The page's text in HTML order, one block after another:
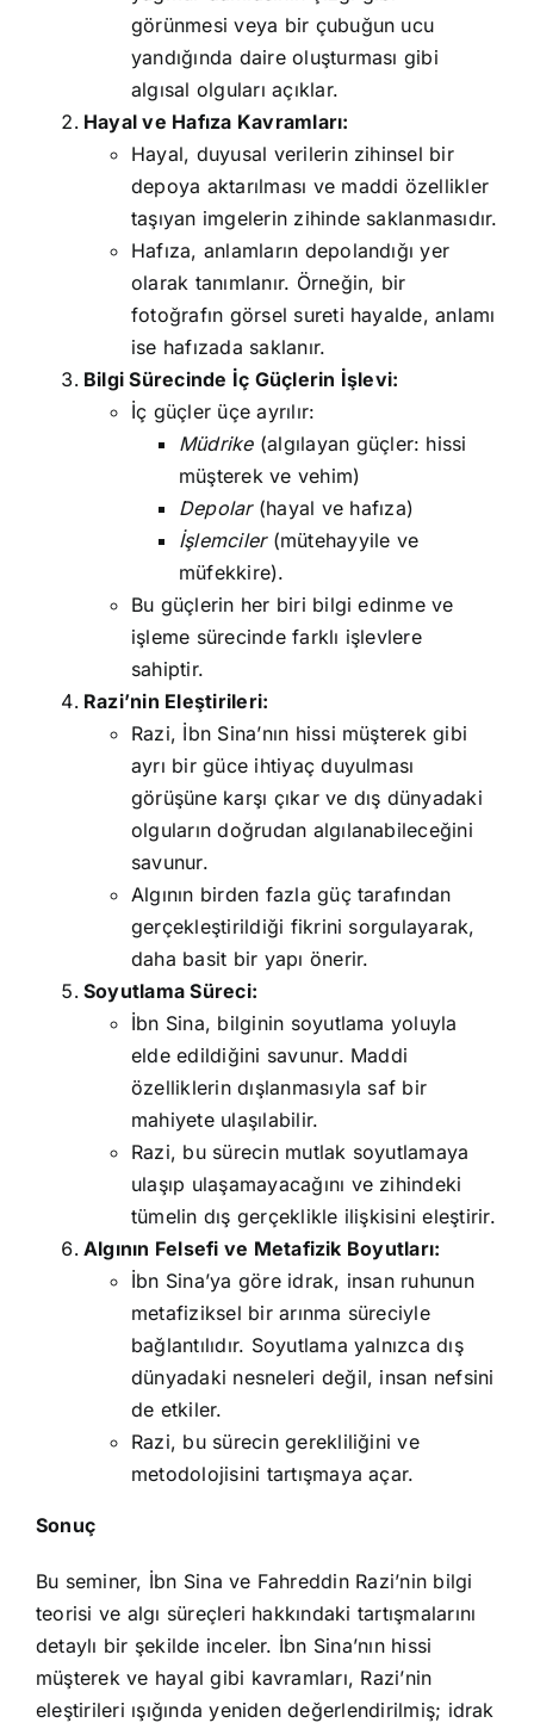
görünmesi veya bir çubuğun ucu
yandığında daire oluşturması gibi
algısal olguları açıklar.
Hayal ve Hafıza Kavramları:
Hayal, duyusal verilerin zihinsel bir
depoya aktarılması ve maddi özellikler
taşıyan imgelerin zihinde saklanmasıdır.
Hafıza, anlamların depolandığı yer
olarak tanımlanır. Örneğin, bir
fotoğrafın görsel sureti hayalde, anlamı
ise hafızada saklanır.
Bilgi Sürecinde İç Güçlerin İşlevi:
İç güçler üçe ayrılır:
Müdrike(algılayan güçler: hissi
müşterek ve vehim)
Depolar(hayal ve hafıza)
İşlemciler(mütehayyile ve
müfekkire).
Bu güçlerin her biri bilgi edinme ve
işleme sürecinde farklı işlevlere
sahiptir.
Razi’nin Eleştirileri:
Razi, İbn Sina’nın hissi müşterek gibi
ayrı bir güce ihtiyaç duyulması
görüşüne karşı çıkar ve dış dünyadaki
olguların doğrudan algılanabileceğini
savunur.
Algının birden fazla güç tarafından
gerçekleştirildiği fikrini sorgulayarak,
daha basit bir yapı önerir.
Soyutlama Süreci:
İbn Sina, bilginin soyutlama yoluyla
elde edildiğini savunur. Maddi
özelliklerin dışlanmasıyla saf bir
mahiyete ulaşılabilir.
Razi, bu sürecin mutlak soyutlamaya
ulaşıp ulaşamayacağını ve zihindeki
tümelin dış gerçeklikle ilişkisini eleştirir.
Algının Felsefi ve Metafizik Boyutları:
İbn Sina’ya göre idrak, insan ruhunun
metafiziksel bir arınma süreciyle
bağlantılıdır. Soyutlama yalnızca dış
dünyadaki nesneleri değil, insan nefsini
de etkiler.
Razi, bu sürecin gerekliliğini ve
metodolojisini tartışmaya açar.
Sonuç
Bu seminer, İbn Sina ve Fahreddin Razi’nin bilgi
teorisi ve algı süreçleri hakkındaki tartışmalarını
detaylı bir şekilde inceler. İbn Sina’nın hissi
müşterek ve hayal gibi kavramları, Razi’nin
eleştirileri ışığında yeniden değerlendirilmiş; idrak